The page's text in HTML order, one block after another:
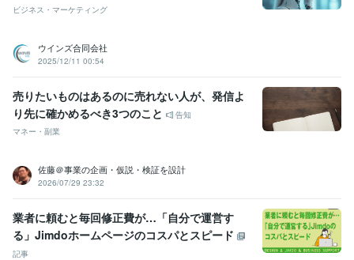
ビジネス・マーケティング
ウインズ合同会社
2025/12/11 00:54
売りたいものはあるのに売れない人が、発信よ
り先に確かめるべき3つのこと
告知
マネー・副業
佐藤＠事業の企画・仮説・検証を設計
2026/07/29 23:32
業者に頼むと毎回修正費が…「自分で運営す
る」Jimdoホームページのコスパとスピード
記事